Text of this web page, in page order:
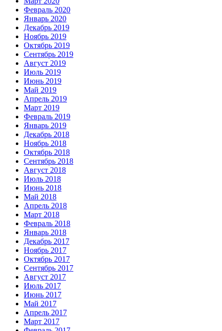
Февраль 2020
Январь 2020
Декабрь 2019
Ноябрь 2019
Октябрь 2019
Сентябрь 2019
Август 2019
Июль 2019
Июнь 2019
Май 2019
Апрель 2019
Март 2019
Февраль 2019
Январь 2019
Декабрь 2018
Ноябрь 2018
Октябрь 2018
Сентябрь 2018
Август 2018
Июль 2018
Июнь 2018
Май 2018
Апрель 2018
Март 2018
Февраль 2018
Январь 2018
Декабрь 2017
Ноябрь 2017
Октябрь 2017
Сентябрь 2017
Август 2017
Июль 2017
Июнь 2017
Май 2017
Апрель 2017
Март 2017